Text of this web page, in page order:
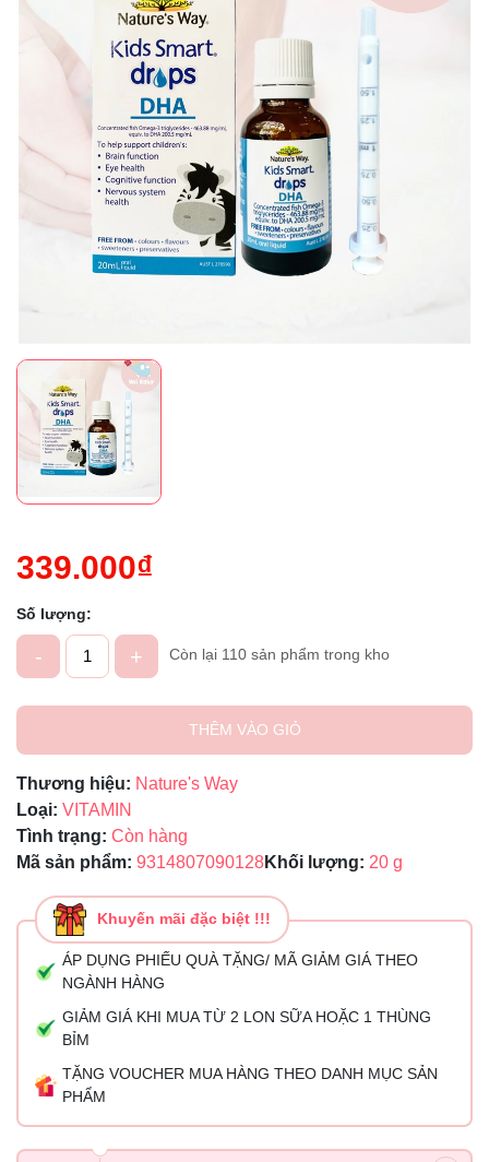
339.000₫
Số lượng:
- + Còn lại 110 sản phẩm trong kho
THÊM VÀO GIỎ
Thương hiệu: Nature's Way
Loại: VITAMIN
Tình trạng: Còn hàng
Mã sản phẩm: 9314807090128Khối lượng: 20 g
Khuyến mãi đặc biệt !!!
ÁP DỤNG PHIẾU QUÀ TẶNG/ MÃ GIẢM GIÁ THEO
NGÀNH HÀNG
GIẢM GIÁ KHI MUA TỪ 2 LON SỮA HOẶC 1 THÙNG
BỈM
TẶNG VOUCHER MUA HÀNG THEO DANH MỤC SẢN
PHẨM